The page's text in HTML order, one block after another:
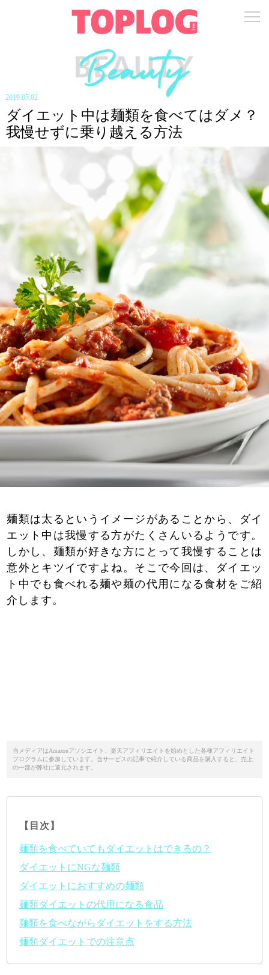
2019.05.02
ダイエット中は麺類を食べてはダメ？
我慢せずに乗り越える方法
麺類は太るというイメージがあることから、ダイ
エット中は我慢する方がたくさんいるようです。
しかし、麺類が好きな方にとって我慢することは
意外とキツイですよね。そこで今回は、ダイエッ
ト中でも食べれる麺や麺の代用になる食材をご紹
介します。
当メディアはAmazonアソシエイト、楽天アフィリエイトを始めとした各種アフィリエイト
プログラムに参加しています。当サービスの記事で紹介している商品を購入すると、売上
の一部が弊社に還元されます。
【目次】
麺類を食べていてもダイエットはできるの？
ダイエットにNGな麺類
ダイエットにおすすめの麺類
麺類ダイエットの代用になる食品
麺類を食べながらダイエットをする方法
麺類ダイエットでの注意点